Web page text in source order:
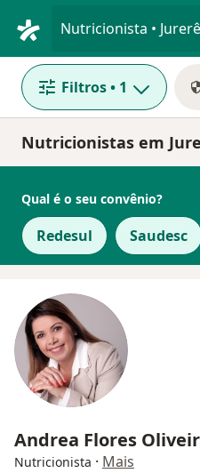
Filtros• 1
Nutricionistas em
Qual é o seu convênio?
Redesul Saudesc
Andrea Flores
Nutricionista · Mais